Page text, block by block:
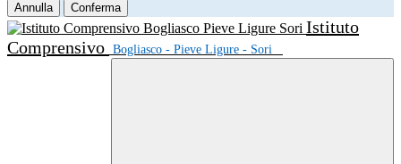
Annulla Conferma
Istituto
Comprensivo Bogliasco - Pieve Ligure - Sori